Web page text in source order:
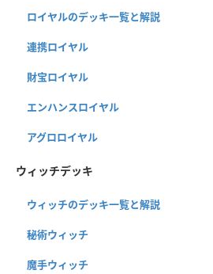
ロイヤルのデッキ一覧と解説
連携ロイヤル
財宝ロイヤル
エンハンスロイヤル
アグロロイヤル
ウィッチデッキ
ウィッチのデッキ一覧と解説
秘術ウィッチ
魔手ウィッチ